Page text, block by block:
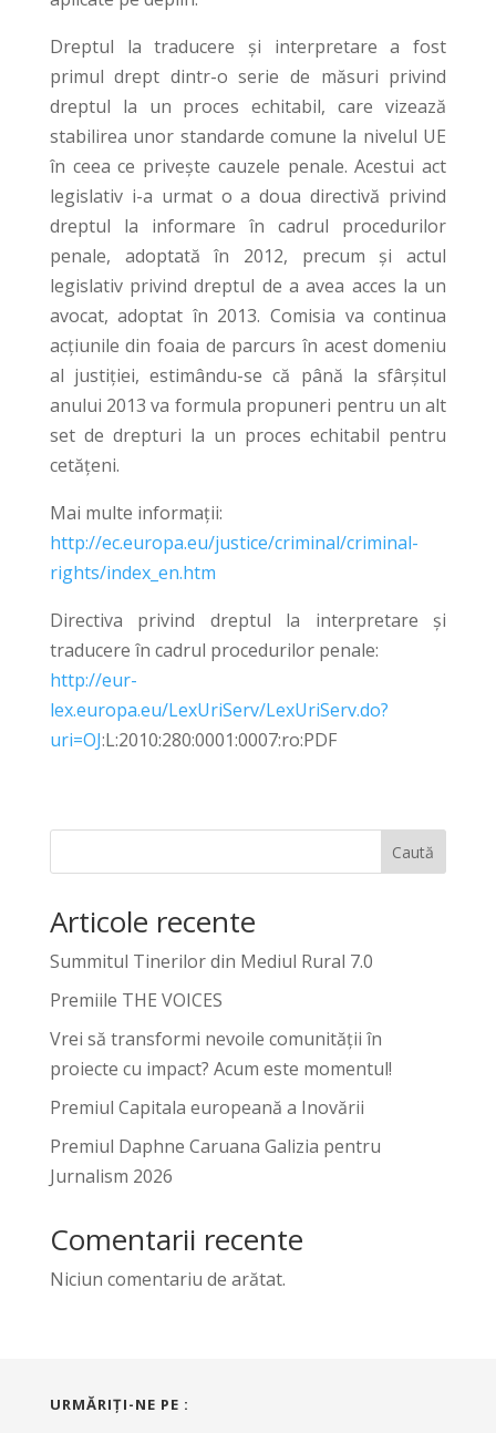
Dreptul la traducere și interpretare a fost
primul drept dintr-o serie de măsuri privind
dreptul la un proces echitabil, care vizează
stabilirea unor standarde comune la nivelul UE
în ceea ce privește cauzele penale. Acestui act
legislativ i-a urmat o a doua directivă privind
dreptul la informare în cadrul procedurilor
penale, adoptată în 2012, precum și actul
legislativ privind dreptul de a avea acces la un
avocat, adoptat în 2013. Comisia va continua
acțiunile din foaia de parcurs în acest domeniu
al justiției, estimându-se că până la sfârșitul
anului 2013 va formula propuneri pentru un alt
set de drepturi la un proces echitabil pentru
cetățeni.
Mai multe informaţii:
http://ec.europa.eu/justice/criminal/criminal-
rights/index_en.htm
Directiva privind dreptul la interpretare și
traducere în cadrul procedurilor penale:
http://eur-
lex.europa.eu/LexUriServ/LexUriServ.do?
uri=OJ:L:2010:280:0001:0007:ro:PDF
Caută
Articole recente
Summitul Tinerilor din Mediul Rural 7.0
Premiile THE VOICES
Vrei să transformi nevoile comunității în
proiecte cu impact? Acum este momentul!
Premiul Capitala europeană a Inovării
Premiul Daphne Caruana Galizia pentru
Jurnalism 2026
Comentarii recente
Niciun comentariu de arătat.
URMĂRIŢI-NE PE :